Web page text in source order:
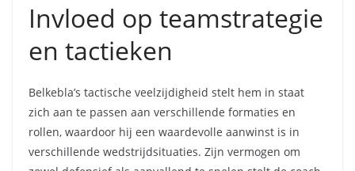
Invloed op teamstrategie
en tactieken
Belkebla’s tactische veelzijdigheid stelt hem in staat
zich aan te passen aan verschillende formaties en
rollen, waardoor hij een waardevolle aanwinst is in
verschillende wedstrijdsituaties. Zijn vermogen om